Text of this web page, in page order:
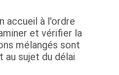
accueil à l'ordre
et vérifier la
mélangés sont
au sujet du délai